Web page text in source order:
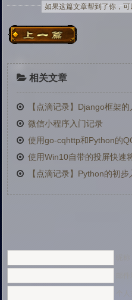
如果这篇文章帮到了你，
相关文章
【点滴记录】Django框架
微信小程序入门记录
使用go-cqhttp和Python的
使用Win10自带的投屏快速
【点滴记录】Python的初步